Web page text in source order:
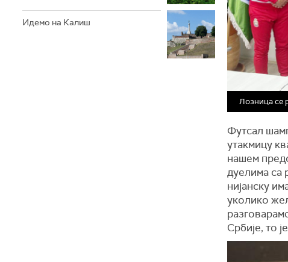
Идемо на Калиш
Лозница се
Футсал
утакмицу
нашем
дуелима са
нијанску
уколико
Србије, то